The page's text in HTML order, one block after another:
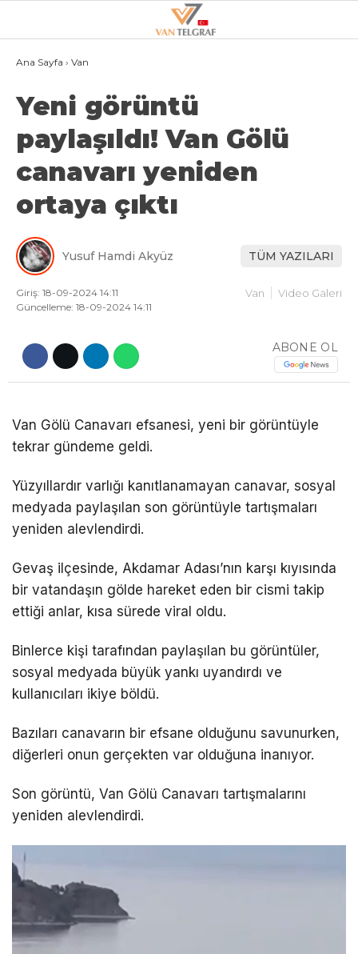
Youtube
LinkedIn
Telegram
28.5°
GALERİ VİDEO
VAN
3.SAYFA
SPOR
EKONOMI
POLITIKA
EĞITIM
DIĞER
Ana Sayfa › Van
Yeni görüntü
paylaşıldı! Van Gölü
canavarı yeniden
ortaya çıktı
Yusuf Hamdi Akyüz TÜM YAZILARI
Giriş: 18-09-2024 14:11
Güncelleme: 18-09-2024 14:11
Van Video Galeri
ABONE OL
Van Gölü Canavarı efsanesi, yeni bir görüntüyle
tekrar gündeme geldi.
Yüzyıllardır varlığı kanıtlanamayan canavar, sosyal
medyada paylaşılan son görüntüyle tartışmaları
yeniden alevlendirdi.
Gevaş ilçesinde, Akdamar Adası’nın karşı kıyısında
bir vatandaşın gölde hareket eden bir cismi takip
ettiği anlar, kısa sürede viral oldu.
Binlerce kişi tarafından paylaşılan bu görüntüler,
sosyal medyada büyük yankı uyandırdı ve
kullanıcıları ikiye böldü.
Bazıları canavarın bir efsane olduğunu savunurken,
diğerleri onun gerçekten var olduğuna inanıyor.
Son görüntü, Van Gölü Canavarı tartışmalarını
yeniden alevlendirdi.